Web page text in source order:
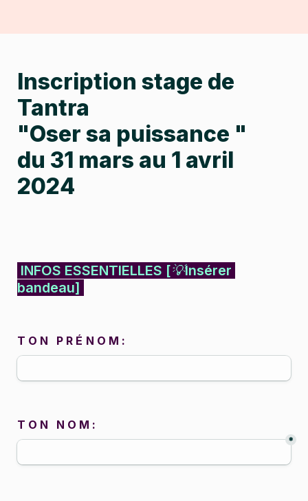
Inscription stage de
Tantra
"Oser sa puissance "
du 31 mars au 1 avril
2024
INFOS ESSENTIELLES [💡Insérer
bandeau]
T O N   P R É N O M :
T O N   N O M :
*